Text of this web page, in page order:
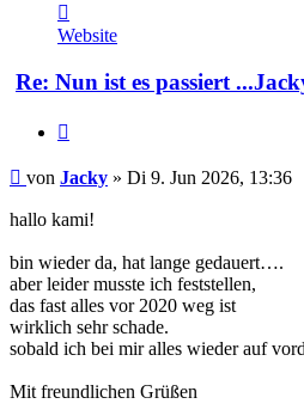
von
Jacky
Website
Re: Nun ist es passiert
Beitrag
von Jacky » Di 9. Jun 2026, 13:36
hallo kami!
bin wieder da, hat lange gedauert….
aber leider musste ich feststellen,
das fast alles vor 2020 weg ist
wirklich sehr schade.
sobald ich bei mir alles wieder auf
Mit freundlichen Grüßen